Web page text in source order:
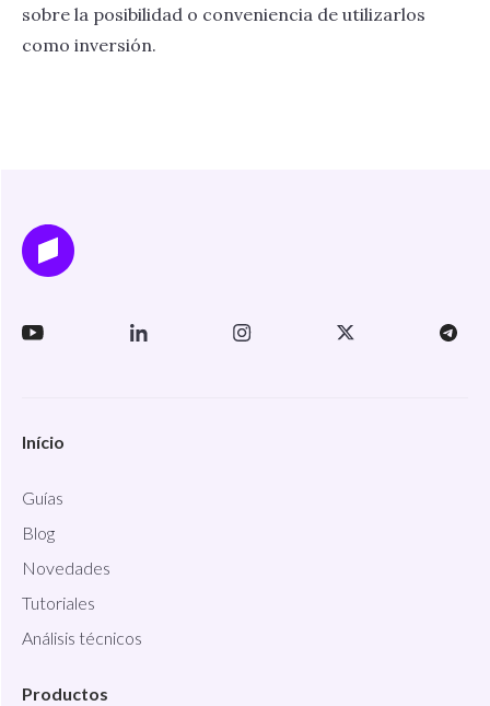
sobre la posibilidad o conveniencia de utilizarlos
como inversión.
Início
Guías
Blog
Novedades
Tutoriales
Análisis técnicos
Productos